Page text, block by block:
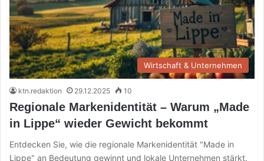
Wirtschaft & Unternehmen
ktn.redaktion 29.12.2025 10
Regionale Markenidentität – Warum „Made
in Lippe“ wieder Gewicht bekommt
Entdecken Sie, wie die regionale Markenidentität "Made in
Lippe" an Bedeutung gewinnt und lokale Unternehmen stärkt.